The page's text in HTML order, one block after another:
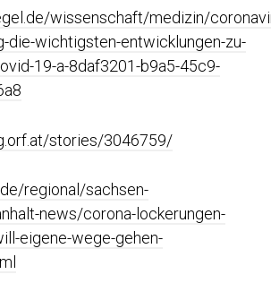
wissenschaft/medizin/
die-wichtigsten-entwicklungen-zu-
19-a-8daf3201-b9a5-45c9-
stories/3046759/
regional/sachsen-
news/corona-lockerungen-
eigene-wege-gehen-